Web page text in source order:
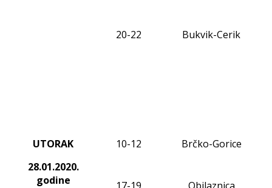
20-22 Bukvik-Cerik
UTORAK
28.01.2020.
godine
10-12 Brčko-Gorice